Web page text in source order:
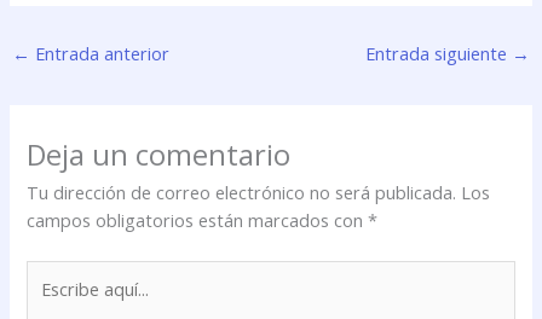
← Entrada anterior Entrada siguiente →
Deja un comentario
Tu dirección de correo electrónico no será publicada. Los
campos obligatorios están marcados con*
aquí...